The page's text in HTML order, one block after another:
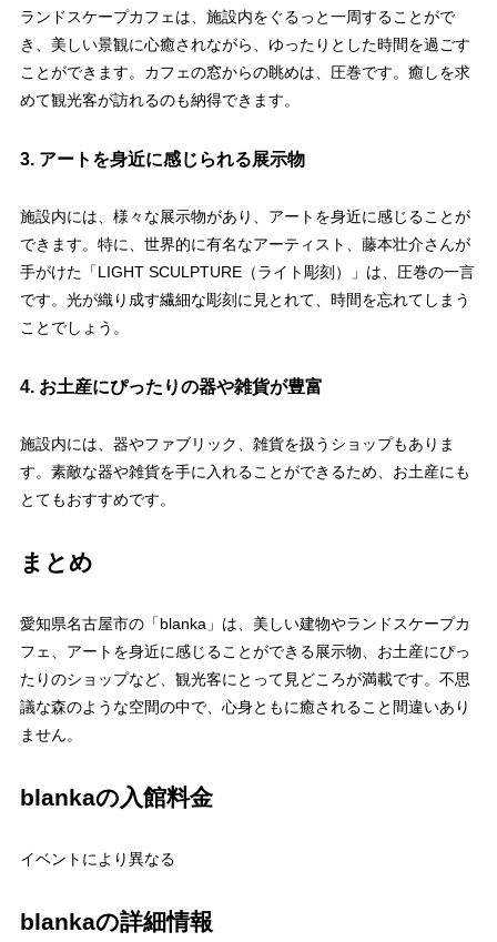
ランドスケープカフェは、施設内をぐるっと一周することがで
き、美しい景観に心癒されながら、ゆったりとした時間を過ごす
ことができます。カフェの窓からの眺めは、圧巻です。癒しを求
めて観光客が訪れるのも納得できます。
3. アートを身近に感じられる展示物
施設内には、様々な展示物があり、アートを身近に感じることが
できます。特に、世界的に有名なアーティスト、藤本壮介さんが
手がけた「LIGHT SCULPTURE（ライト彫刻）」は、圧巻の一言
です。光が織り成す繊細な彫刻に見とれて、時間を忘れてしまう
ことでしょう。
4. お土産にぴったりの器や雑貨が豊富
施設内には、器やファブリック、雑貨を扱うショップもありま
す。素敵な器や雑貨を手に入れることができるため、お土産にも
とてもおすすめです。
まとめ
愛知県名古屋市の「blanka」は、美しい建物やランドスケープカ
フェ、アートを身近に感じることができる展示物、お土産にぴっ
たりのショップなど、観光客にとって見どころが満載です。不思
議な森のような空間の中で、心身ともに癒されること間違いあり
ません。
blankaの入館料金
イベントにより異なる
blankaの詳細情報